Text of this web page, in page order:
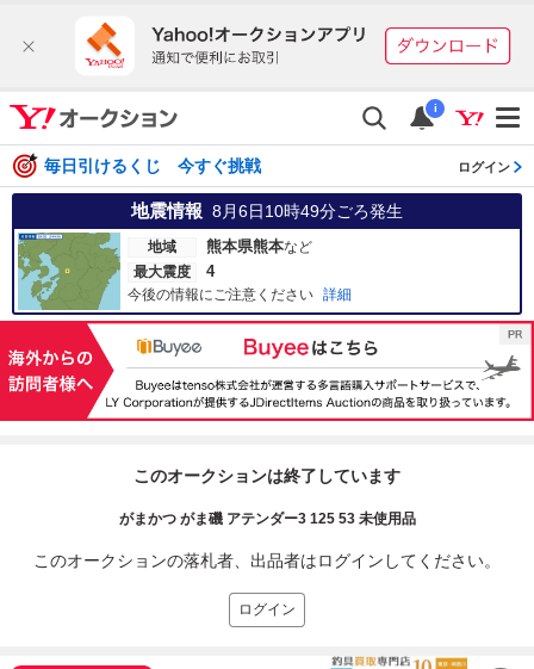
i
毎日引けるくじ 今すぐ挑戦 ログイン
地震情報 8月6日10時49分ごろ発生
地域 熊本県熊本など
最大震度
4
今後の情報にご注意ください 詳細
このオークションは終了しています
がまかつ がま磯 アテンダー3 125 53 未使用品
このオークションの落札者、出品者はログインしてください。
ログイン